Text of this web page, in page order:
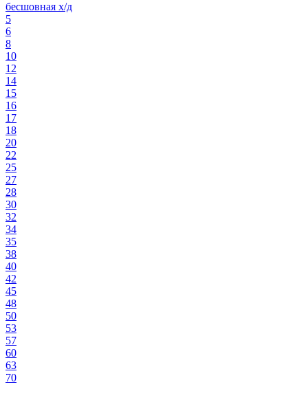
бесшовная х/д
5
6
8
10
12
14
15
16
17
18
20
22
25
27
28
30
32
34
35
38
40
42
45
48
50
53
57
60
63
70